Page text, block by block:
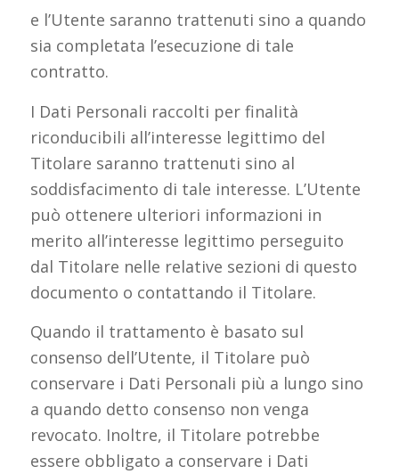
e l’Utente saranno trattenuti sino a quando
sia completata l’esecuzione di tale
contratto.
I Dati Personali raccolti per finalità
riconducibili all’interesse legittimo del
Titolare saranno trattenuti sino al
soddisfacimento di tale interesse. L’Utente
può ottenere ulteriori informazioni in
merito all’interesse legittimo perseguito
dal Titolare nelle relative sezioni di questo
documento o contattando il Titolare.
Quando il trattamento è basato sul
consenso dell’Utente, il Titolare può
conservare i Dati Personali più a lungo sino
a quando detto consenso non venga
revocato. Inoltre, il Titolare potrebbe
essere obbligato a conservare i Dati